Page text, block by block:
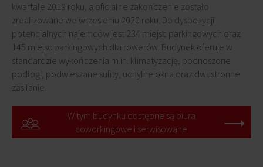
kwartale 2019 roku, a oficjalne zakończenie zostało
zrealizowane we wrzesieniu 2020 roku. Do dyspozycji
potencjalnych najemców jest 234 miejsc parkingowych oraz
145 miejsc parkingowych dla rowerów. Budynek oferuje w
standardzie wykończenia m.in. klimatyzację, podnoszone
podłogi, podwieszane sufity, uchylne okna oraz dwustronne
zasilanie.
W tym budynku dostępne są biura
coworkingowe i serwisowane